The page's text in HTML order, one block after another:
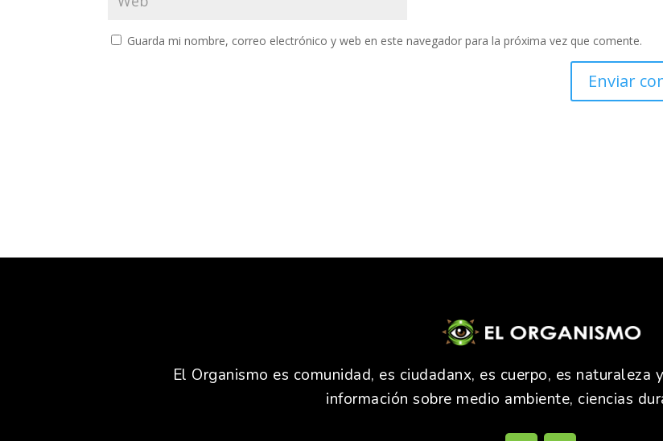
Guarda mi nombre, correo electrónico y web en este navegador para la próxima vez que comente.
El Organismo es comunidad, es ciudadanx, es cuerpo, es
información sobre medio ambiente, ciencias